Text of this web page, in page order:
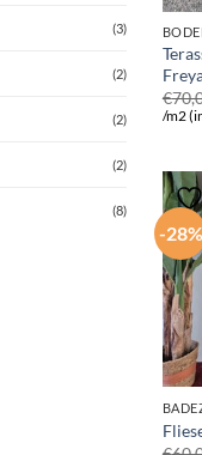
(3)
(2)
(2)
(2)
(8)
€
/m2
-28%